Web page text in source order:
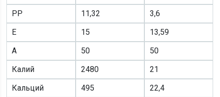
РР
11,32
3,6
Е
15
13,59
А
50
50
Калий
2480
21
Кальций
495
22,4